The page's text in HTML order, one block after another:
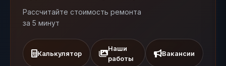
Рассчитайте стоимость ремонта
за 5 минут
Калькулятор
Наши
работы
Вакансии